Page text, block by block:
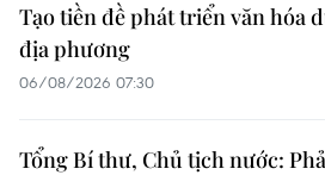
Tạo tiền đề phát triển văn hóa
địa phương
06/08/2026 07:30
Tổng Bí thư, Chủ tịch nước: